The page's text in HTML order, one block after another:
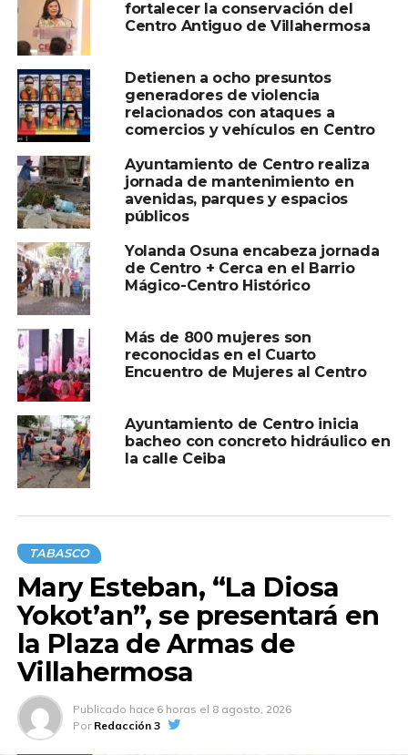
TEMAS RELACIONADOS:
A CONTINUACIÓN
DE ALTO NIVEL
NO TE PIERDAS
¡Resultados que transforman! Gobierno del
Pueblo destaca inversión de casi 380 mdp en
obras que revierten rezagos sociales y
programas de bienestar para Cunduacán
fortalecer la conservación del
Centro Antiguo de Villahermosa
Detienen a ocho presuntos
generadores de violencia
relacionados con ataques a
comercios y vehículos en Centro
Ayuntamiento de Centro realiza
jornada de mantenimiento en
avenidas, parques y espacios
públicos
Yolanda Osuna encabeza jornada
de Centro + Cerca en el Barrio
Mágico-Centro Histórico
Más de 800 mujeres son
reconocidas en el Cuarto
Encuentro de Mujeres al Centro
Ayuntamiento de Centro inicia
bacheo con concreto hidráulico en
la calle Ceiba
TABASCO
Mary Esteban, “La Diosa
Yokot’an”, se presentará en
la Plaza de Armas de
Villahermosa
Publicado hace 6 horas el 8 agosto, 2026
Por Redacción 3